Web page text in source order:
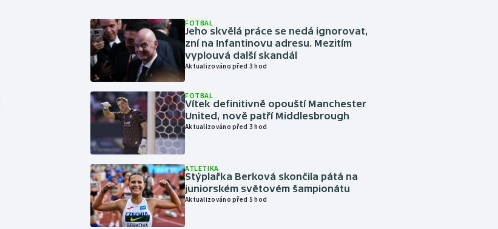
FOTBAL
Jeho skvělá práce se nedá ignorovat,
zní na Infantinovu adresu. Mezitím
vyplouvá další skandál
Aktualizováno před 3 hod
FOTBAL
Vítek definitivně opouští Manchester
United, nově patří Middlesbrough
Aktualizováno před 3 hod
ATLETIKA
Stýplařka Berková skončila pátá na
juniorském světovém šampionátu
Aktualizováno před 5 hod